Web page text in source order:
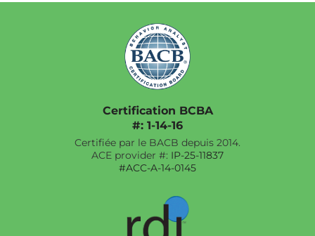
Certification BCBA
#: 1-14-16
Certifiée par le BACB depuis 2014.
ACE provider #: IP-25-11837
#ACC-A-14-0145